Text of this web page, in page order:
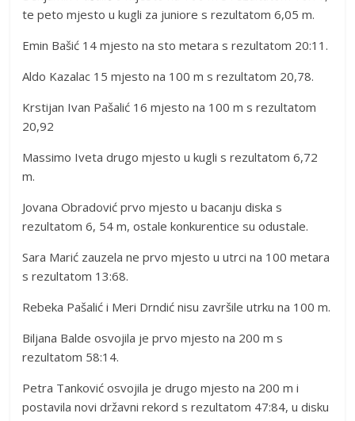
te peto mjesto u kugli za juniore s rezultatom 6,05 m.
Emin Bašić 14 mjesto na sto metara s rezultatom 20:11.
Aldo Kazalac 15 mjesto na 100 m s rezultatom 20,78.
Krstijan Ivan Pašalić 16 mjesto na 100 m s rezultatom
20,92
Massimo Iveta drugo mjesto u kugli s rezultatom 6,72
m.
Jovana Obradović prvo mjesto u bacanju diska s
rezultatom 6, 54 m, ostale konkurentice su odustale.
Sara Marić zauzela ne prvo mjesto u utrci na 100 metara
s rezultatom 13:68.
Rebeka Pašalić i Meri Drndić nisu završile utrku na 100 m.
Biljana Balde osvojila je prvo mjesto na 200 m s
rezultatom 58:14.
Petra Tanković osvojila je drugo mjesto na 200 m i
postavila novi državni rekord s rezultatom 47:84, u disku